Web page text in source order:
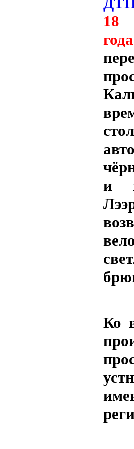
года
и
Ко